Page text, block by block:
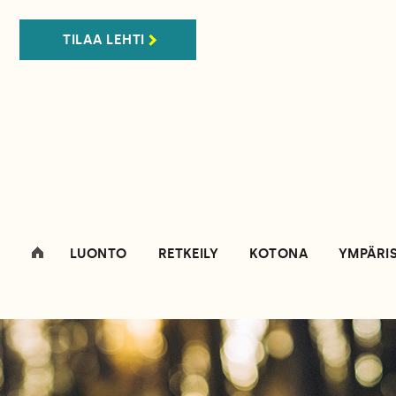
TILAA LEHTI
LUONTO RETKEILY KOTONA